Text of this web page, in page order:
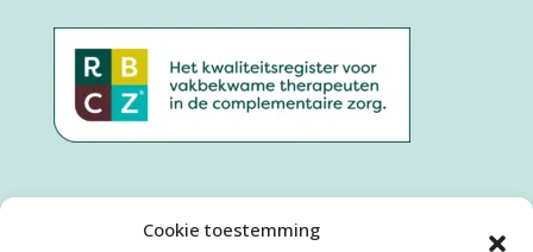
Cookie toestemming